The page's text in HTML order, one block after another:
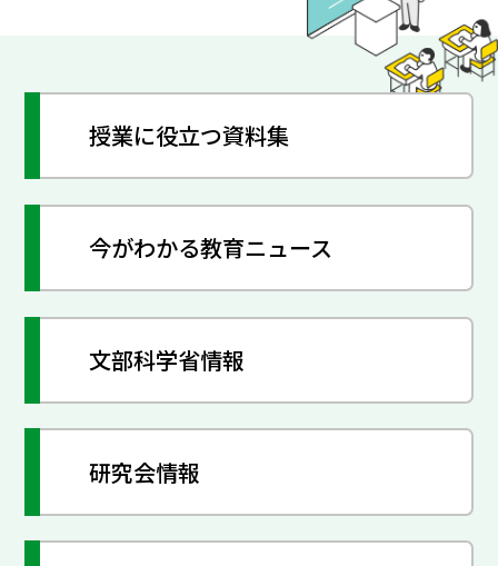
授業に役立つ資料集
今がわかる教育ニュース
文部科学省情報
研究会情報